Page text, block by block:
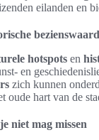
eilanden en
hotspots en
en
zich kunnen
oude hart van de
niet mag missen